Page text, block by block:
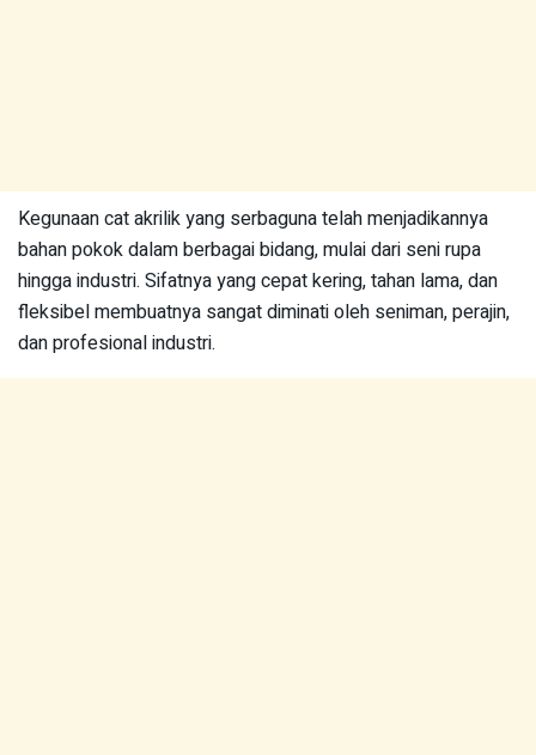
Kegunaan cat akrilik yang serbaguna telah menjadikannya
bahan pokok dalam berbagai bidang, mulai dari seni rupa
hingga industri. Sifatnya yang cepat kering, tahan lama, dan
fleksibel membuatnya sangat diminati oleh seniman, perajin,
dan profesional industri.